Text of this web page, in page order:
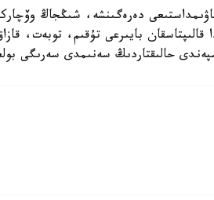
دەرەگىنشە، شىڭجاڭ
قالىپتاسقان بايىرعى تۇقىم،
حالىقتاردىڭ سەنىمدى سەرىگى